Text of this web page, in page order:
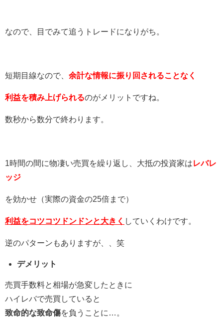
なので、目でみて追うトレードになりがち。
短期目線なので、 余計な情報に振り回されることなく
利益を積み上げられるのがメリットですね。
数秒から数分で終わります。
1時間の間に物凄い売買を繰り返し、大抵の投資家はレバレ
ッジ
を効かせ（実際の資金の25倍まで）
利益をコツコツドンドンと大きく していくわけです。
逆のパターンもありますが、、笑
デメリット
売買手数料と相場が急変したときに
ハイレバで売買していると
致命的な致命傷を負うことに…。